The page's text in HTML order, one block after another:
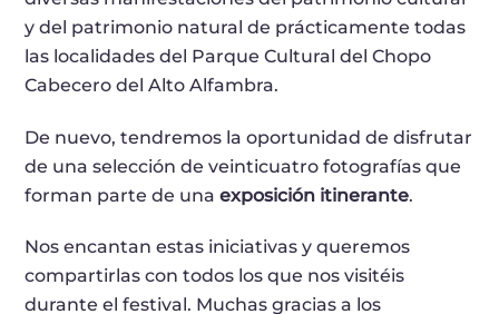
y del patrimonio natural de prácticamente todas
las localidades del Parque Cultural del Chopo
Cabecero del Alto Alfambra.
De nuevo, tendremos la oportunidad de disfrutar
de una selección de veinticuatro fotografías que
forman parte de unaexposición itinerante.
Nos encantan estas iniciativas y queremos
compartirlas con todos los que nos visitéis
durante el festival. Muchas gracias a los